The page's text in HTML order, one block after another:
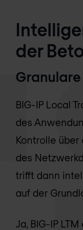
der
BIG-IP Local
des
Kontrolle
des
trifft dann
auf der
Ja, BIG-IP